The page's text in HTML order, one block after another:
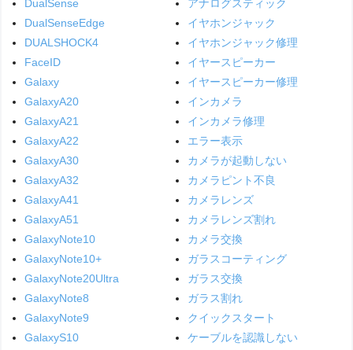
DualSense
DualSenseEdge
DUALSHOCK4
FaceID
Galaxy
GalaxyA20
GalaxyA21
GalaxyA22
GalaxyA30
GalaxyA32
GalaxyA41
GalaxyA51
GalaxyNote10
GalaxyNote10+
GalaxyNote20Ultra
GalaxyNote8
GalaxyNote9
GalaxyS10
アナログスティック
イヤホンジャック
イヤホンジャック修理
イヤースピーカー
イヤースピーカー修理
インカメラ
インカメラ修理
エラー表示
カメラが起動しない
カメラピント不良
カメラレンズ
カメラレンズ割れ
カメラ交換
ガラスコーティング
ガラス交換
ガラス割れ
クイックスタート
ケーブルを認識しない